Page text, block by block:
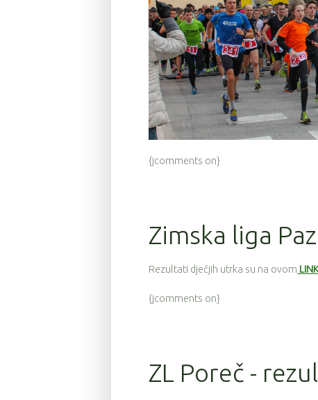
{jcomments on}
Zimska liga
Rezultati dječjih utrka su na ovom
{jcomments on}
ZL Poreč -